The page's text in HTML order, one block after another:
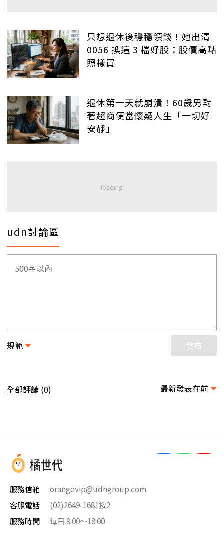
只想退休後穩穩領錢！她出清
0056 換這 3 檔好股：股價高點
照樣買
退休第一天就崩潰！60歲男對
著超商便當懷疑人生「一切好
安靜」
udn討論區
規範 發布
全部評論 (0) 最新發表在前
服務信箱
orangevip@udngroup.com
客服電話
(02)2649-1681按2
服務時間
每日 9:00～18:00